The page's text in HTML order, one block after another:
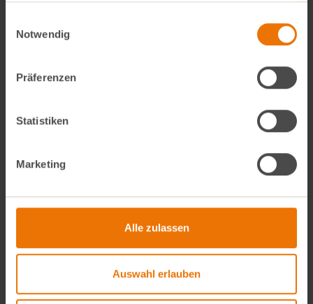
Notwendig
Präferenzen
Statistiken
Marketing
Alle zulassen
Auswahl erlauben
Weinprobe im
BioVino am Rosenheimer Platz zu wechselnden
die nächsten Termine.